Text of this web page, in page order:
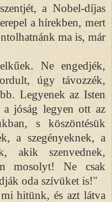
a Nobel-díjas
a hírekben, mert
ma is, már
Ne engedjék,
úgy távozzék,
Legyenek az Isten
a jóság legyen ott az
s köszöntésük
a szegényeknek, a
akik szenvednek,
mosolyt! Ne csak
oda szívüket is!"
hitünk, és azt látva